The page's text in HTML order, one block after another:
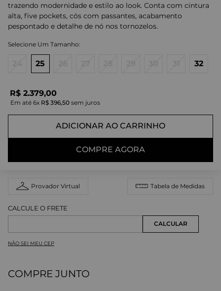
trazendo modernidade e estilo ao look. Conta com cintura
alta, five pockets, cós com passantes, acabamento
pespontado e detalhe de nó nos tornozelos.
25 32
R$ 2.379,00
Em até 6x R$ 396,50 sem juros
ADICIONAR AO CARRINHO
COMPRE AGORA
Provador Virtual Tabela de Medidas
NÃO SEI MEU CEP
COMPRE JUNTO